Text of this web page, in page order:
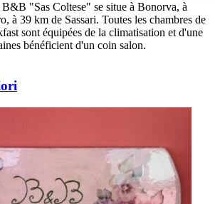
"Sas Coltese" se situe à Bonorva, à
à 39 km de Sassari. Toutes les chambres de
sont équipées de la climatisation et d'une
bénéficient d'un coin salon.